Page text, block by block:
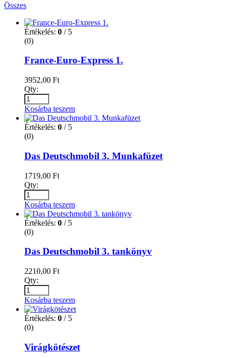
Összes
Értékelés: 0 / 5
(0)
France-Euro-Express 1.
3952,00 Ft
Qty:
Kosárba teszem
Értékelés: 0 / 5
(0)
Das Deutschmobil 3. Munkafüzet
1719,00 Ft
Qty:
Kosárba teszem
Értékelés: 0 / 5
(0)
Das Deutschmobil 3. tankönyv
2210,00 Ft
Qty:
Kosárba teszem
Értékelés: 0 / 5
(0)
Virágkötészet